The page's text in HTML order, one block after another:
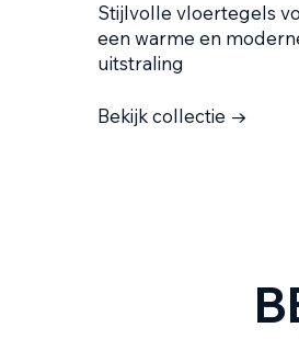
Stijlvolle vloertegels
een warme en
uitstraling
Bekijk collectie →